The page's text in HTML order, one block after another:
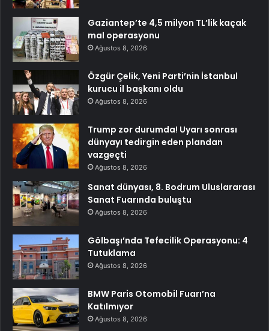
Gaziantep’te 4,5 milyon TL’lik kaçak
mal operasyonu
Ağustos 8, 2026
Özgür Çelik, Yeni Parti’nin İstanbul
kurucu il başkanı oldu
Ağustos 8, 2026
Trump zor durumda! Uyarı sonrası
dünyayı tedirgin eden plandan
vazgeçti
Ağustos 8, 2026
Sanat dünyası, 8. Bodrum Uluslararası
Sanat Fuarında buluştu
Ağustos 8, 2026
Gölbaşı’nda Tefecilik Operasyonu: 4
Tutuklama
Ağustos 8, 2026
BMW Paris Otomobil Fuarı’na
Katılmıyor
Ağustos 8, 2026